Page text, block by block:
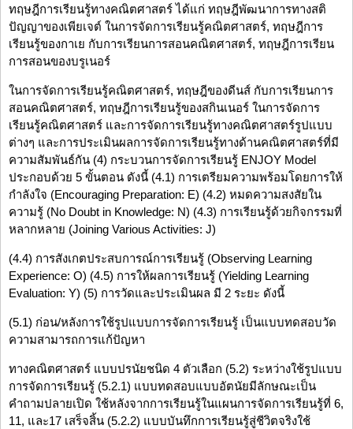
ทฤษฎีการเรียนรู้ทางคณิตศาสตร์ ได้แก่ ทฤษฎีพัฒนาการทางสติ
ปัญญาของเพียเจต์ ในการจัดการเรียนรู้คณิตศาสตร์, ทฤษฎีการ
เรียนรู้ของกาเย กับการเรียนการสอนคณิตศาสตร์, ทฤษฎีการเรียน
การสอนของบรูเนอร์
ในการจัดการเรียนรู้คณิตศาสตร์, ทฤษฎีของดีนส์ กับการเรียนการ
สอนคณิตศาสตร์, ทฤษฎีการเรียนรู้ของสกินเนอร์ ในการจัดการ
เรียนรู้คณิตศาสตร์ และการจัดการเรียนรู้ทางคณิตศาสตร์รูปแบบ
ต่างๆ และการประเมินผลการจัดการเรียนรู้ทางด้านคณิตศาสตร์ที่มี
ความสัมพันธ์กัน (4) กระบวนการจัดการเรียนรู้ ENJOY Model
ประกอบด้วย 5 ขั้นตอน ดังนี้ (4.1) การเตรียมความพร้อมโดยการให้
กำลังใจ (Encouraging Preparation: E) (4.2) หมดความสงสัยใน
ความรู้ (No Doubt in Knowledge: N) (4.3) การเรียนรู้ด้วยกิจกรรมที่
หลากหลาย (Joining Various Activities: J)
(4.4) การสังเกตประสบการณ์การเรียนรู้ (Observing Learning
Experience: O) (4.5) การให้ผลการเรียนรู้ (Yielding Learning
Evaluation: Y) (5) การวัดและประเมินผล มี 2 ระยะ ดังนี้
(5.1) ก่อน/หลังการใช้รูปแบบการจัดการเรียนรู้ เป็นแบบทดสอบวัด
ความสามารถการแก้ปัญหา
ทางคณิตศาสตร์ แบบปรนัยชนิด 4 ตัวเลือก (5.2) ระหว่างใช้รูปแบบ
การจัดการเรียนรู้ (5.2.1) แบบทดสอบแบบอัตนัยมีลักษณะเป็น
คำถามปลายเปิด ใช้หลังจากการเรียนรู้ในแผนการจัดการเรียนรู้ที่ 6,
11, และ17 เสร็จสิ้น (5.2.2) แบบบันทึกการเรียนรู้สู่ชีวิตจริงใช้